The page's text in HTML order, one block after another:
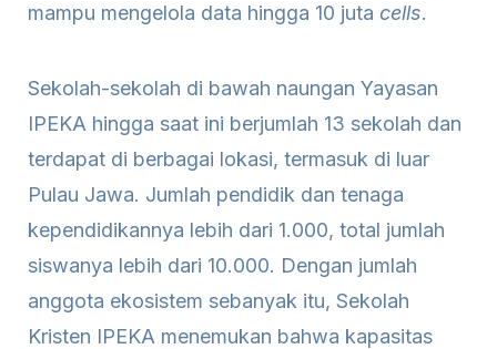
mampu mengelola data hingga 10 juta cells.
Sekolah-sekolah di bawah naungan Yayasan
IPEKA hingga saat ini berjumlah 13 sekolah dan
terdapat di berbagai lokasi, termasuk di luar
Pulau Jawa. Jumlah pendidik dan tenaga
kependidikannya lebih dari 1.000, total jumlah
siswanya lebih dari 10.000. Dengan jumlah
anggota ekosistem sebanyak itu, Sekolah
Kristen IPEKA menemukan bahwa kapasitas